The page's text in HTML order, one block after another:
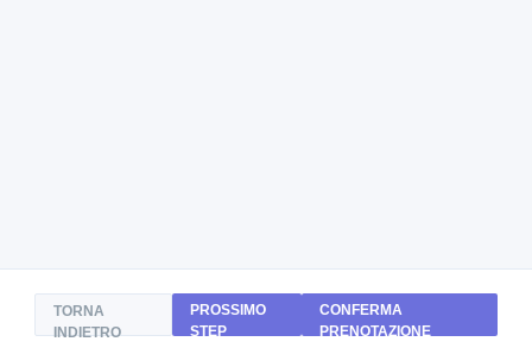
TORNA
INDIETRO
PROSSIMO
STEP
CONFERMA
PRENOTAZIONE